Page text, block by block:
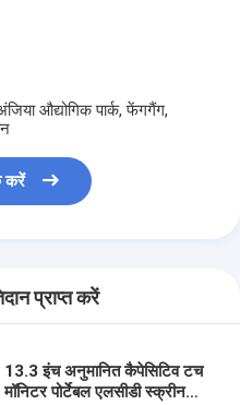
औद्योगिक पार्क, फेंगगैंग,
करें
प्राप्त करें
13.3 इंच अनुमानित कैपेसिटिव टच
मॉनिटर पोर्टेबल एलसीडी स्क्रीन